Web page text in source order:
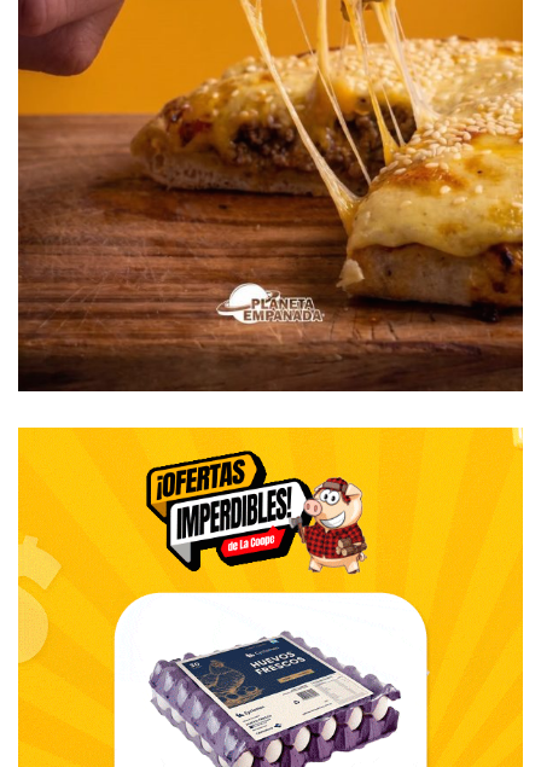
totalmente desilusionado. No sólo hay fanáticos de
Cristina, sino también los hay de este gobierno. Luego
estamos, como en mi caso, varios que sostenemos que
ambos nos conducen a caminos sin salida. Hace falta una
dirigencia que esté por encima de esta absoluta
decadencia. Macri ha fracasado hasta ahora, y no veo para
lo que le resta de mandato una milagrosa recuperación.
-¿Y al distrito cómo lo ves?
– Dorrego tiene un presente del cual somos todos
responsables. Por negligencia, por comodidad, porque no
paso de los años no supimos encontrar o darle una
identidad al distrito y nos convertimos en un pueblo sin
mayores expectativas.
“Descansamos (en) las gestiones municipales y (éstas se
conforman con) mantener las prestaciones de servicio y
un buen hospital público, (minetras) esperamos que el
sector privado nos de la bonanza que no acompañamos o
fue insuficiente. ¿Tiene futuro nuestro distrito? Sí. Hay
dirigentes con buenas intenciones. Hay empresarios y
productores agropecuarios que no bajan los brazos. Hay